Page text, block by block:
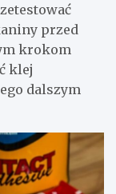
przed
krokom
klej
dalszym